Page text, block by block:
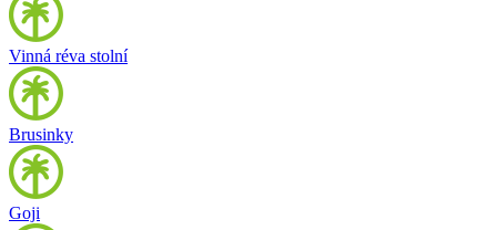
Vinná réva stolní
Brusinky
Goji